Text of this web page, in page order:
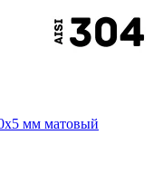
мм матовый